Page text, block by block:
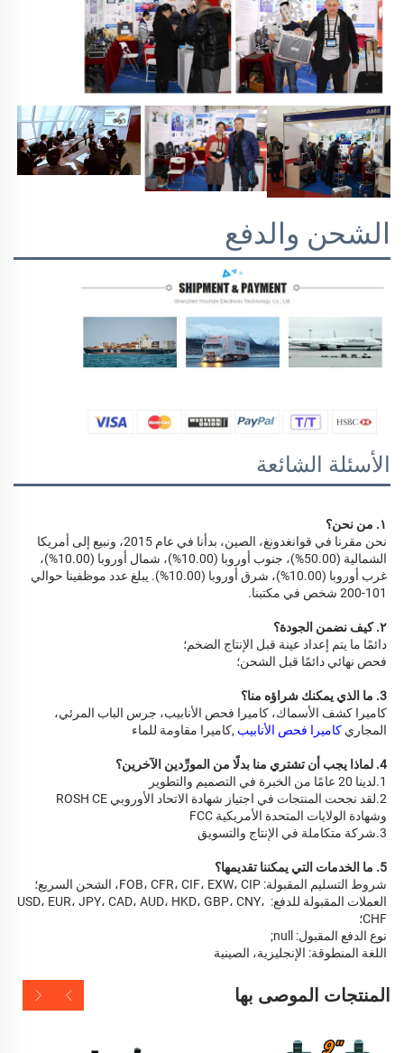
الشحن والدفع
الأسئلة الشائعة
١. من نحن؟
101-200 شخص في مكتبنا.
٢. كيف نضمن الجودة؟
دائمًا ما يتم إعداد عينة قبل الإنتاج الضخم؛
فحص نهائي دائمًا قبل الشحن؛
3. ما الذي يمكنك شراؤه منا؟
المجاري كاميرا فحص الأنابيب ,كاميرا مقاومة للماء
4. لماذا يجب أن تشتري منا بدلًا من المورِّدين الآخرين؟
3.شركة متكاملة في الإنتاج والتسويق
5. ما الخدمات التي يمكننا تقديمها؟
شروط التسليم المقبولة: FOB، CFR، CIF، EXW، CIP، الشحن السريع؛
العملات المقبولة للدفع: USD، EUR، JPY، CAD، AUD، HKD، GBP، CNY،
CHF؛
نوع الدفع المقبول: null;
اللغة المنطوقة: الإنجليزية، الصينية
المنتجات الموصى بها